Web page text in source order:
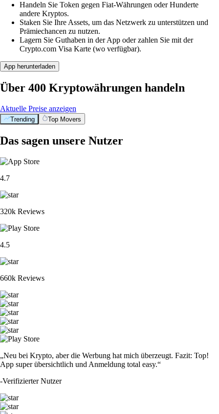
Handeln Sie Token gegen Fiat-Währungen oder Hunderte
andere Kryptos.
Staken Sie Ihre Assets, um das Netzwerk zu unterstützen und
Prämiechancen zu nutzen.
Lagern Sie Guthaben in der App oder zahlen Sie mit der
Crypto.com Visa Karte (wo verfügbar).
App herunterladen
Über 400 Kryptowährungen handeln
Aktuelle Preise anzeigen
Trending Top Movers
Das sagen unsere Nutzer
4.7
320k Reviews
4.5
660k Reviews
„Neu bei Krypto, aber die Werbung hat mich überzeugt. Fazit: Top!
App super übersichtlich und Anmeldung total easy.“
-Verifizierter Nutzer